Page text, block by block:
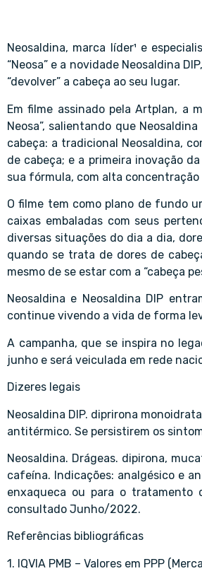
Neosaldina, marca líder¹ e
“Neosa” e a novidade Neosaldina
“devolver” a cabeça ao seu lugar.
Em filme assinado pela Artplan, a
Neosa”, salientando que
cabeça: a tradicional Neosaldina,
de cabeça; e a primeira inovação
sua fórmula, com alta concentração
O filme tem como plano de fundo
caixas embaladas com seus
diversas situações do dia a dia,
quando se trata de dores de
mesmo de se estar com a “cabeça
Neosaldina e Neosaldina DIP
continue vivendo a vida de forma
A campanha, que se inspira no
junho e será veiculada em rede
Dizeres legais
Neosaldina DIP. diprirona
antitérmico. Se persistirem os
Neosaldina. Drágeas. dipirona,
cafeína. Indicações: analgésico e
enxaqueca ou para o tratamento
consultado Junho/2022.
Referências bibliográficas
1. IQVIA PMB – Valores em PPP